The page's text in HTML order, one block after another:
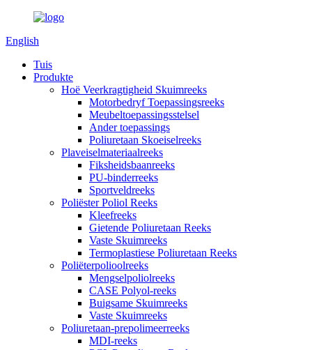
English
Tuis
Produkte
Hoë Veerkragtigheid Skuimreeks
Motorbedryf Toepassingsreeks
Meubeltoepassingsstelsel
Ander toepassings
Poliuretaan Skoeiselreeks
Plaveiselmateriaalreeks
Fiksheidsbaanreeks
PU-binderreeks
Sportveldreeks
Poliëster Poliol Reeks
Kleefreeks
Gietende Poliuretaan Reeks
Vaste Skuimreeks
Termoplastiese Poliuretaan Reeks
Poliëterpolioolreeks
Mengselpoliolreeks
CASE Polyol-reeks
Buigsame Skuimreeks
Vaste Skuimreeks
Poliuretaan-prepolimeerreeks
MDI-reeks